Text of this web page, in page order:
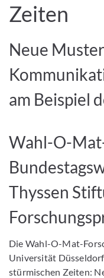
Zeiten
Neue
am Beispiel
Wahl-O-
Thyssen
Die Wahl-O-Mat-
Universität
stürmischen Zeiten: